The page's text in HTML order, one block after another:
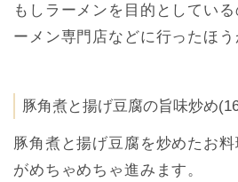
もしラーメンを目的としてい
ーメン専門店などに行ったほう
豚角煮と揚げ豆腐の旨味炒め
豚角煮と揚げ豆腐を炒めたお
がめちゃめちゃ進みます。